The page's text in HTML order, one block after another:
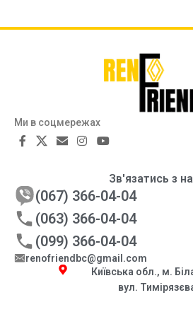
Ми в соцмережах
Зв'язатись з
(067) 366-04-04
(063) 366-04-04
(099) 366-04-04
renofriendbc@gmail.com
Київська обл., м.
вул.